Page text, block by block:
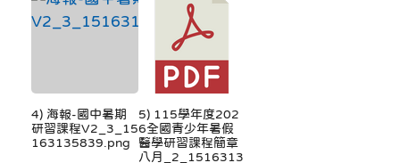
4) 海報-國中暑期
研習課程V2_3_15
163135839.png
5) 115學年度202
6全國青少年暑假
醫學研習課程簡章
八月_2_1516313